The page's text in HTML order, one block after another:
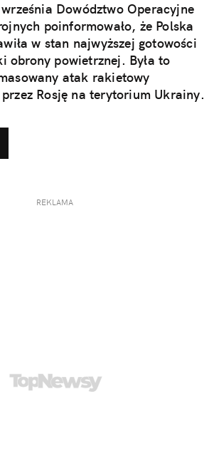
Dowództwo Operacyjne
poinformowało, że Polska
w stan najwyższej gotowości
obrony powietrznej. Była to
atak rakietowy
Rosję na terytorium Ukrainy.
REKLAMA